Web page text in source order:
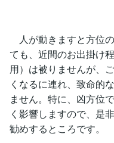
人が動きますと方位
ても、近間のお出掛け
用）は被りませんが、
くなるに連れ、致命的
ません。特に、凶方位
く影響しますので、是
勧めするところです。